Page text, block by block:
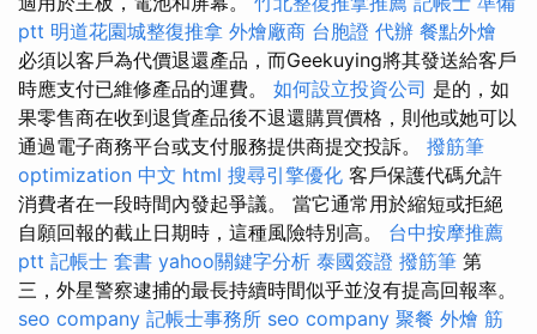
ptt 明道花園城整復推拿 外燴廠商 台胞證 代辦 餐點外燴
必須以客戶為代價退還產品，而Geekuying將其發送給客戶
時應支付已維修產品的運費。 如何設立投資公司 是的，如
果零售商在收到退貨產品後不退還購買價格，則他或她可以
通過電子商務平台或支付服務提供商提交投訴。 撥筋筆
optimization 中文 html 搜尋引擎優化 客戶保護代碼允許
消費者在一段時間內發起爭議。 當它通常用於縮短或拒絕
自願回報的截止日期時，這種風險特別高。 台中按摩推薦
ptt 記帳士 套書 yahoo關鍵字分析 泰國簽證 撥筋筆 第
三，外星警察逮捕的最長持續時間似乎並沒有提高回報率。
seo company 記帳士事務所 seo company 聚餐 外燴 筋